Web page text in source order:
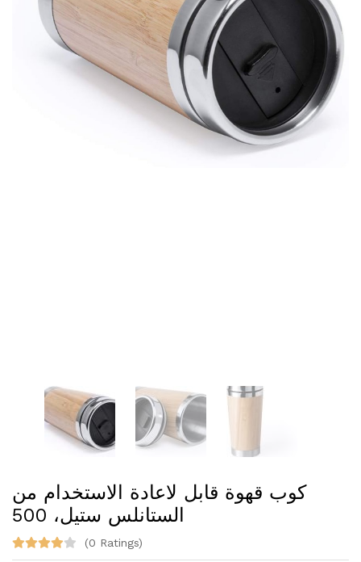
كوب قهوة قابل لاعادة الاستخدام من
الستانلس ستيل، 500
(0 Ratings)